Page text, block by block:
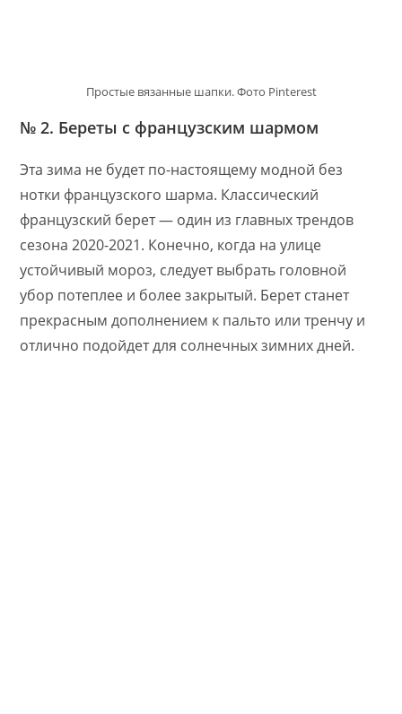
Простые вязанные шапки. Фото Pinterest
№ 2. Береты с французским шармом
Эта зима не будет по-настоящему модной без
нотки французского шарма. Классический
французский берет — один из главных трендов
сезона 2020-2021. Конечно, когда на улице
устойчивый мороз, следует выбрать головной
убор потеплее и более закрытый. Берет станет
прекрасным дополнением к пальто или тренчу и
отлично подойдет для солнечных зимних дней.